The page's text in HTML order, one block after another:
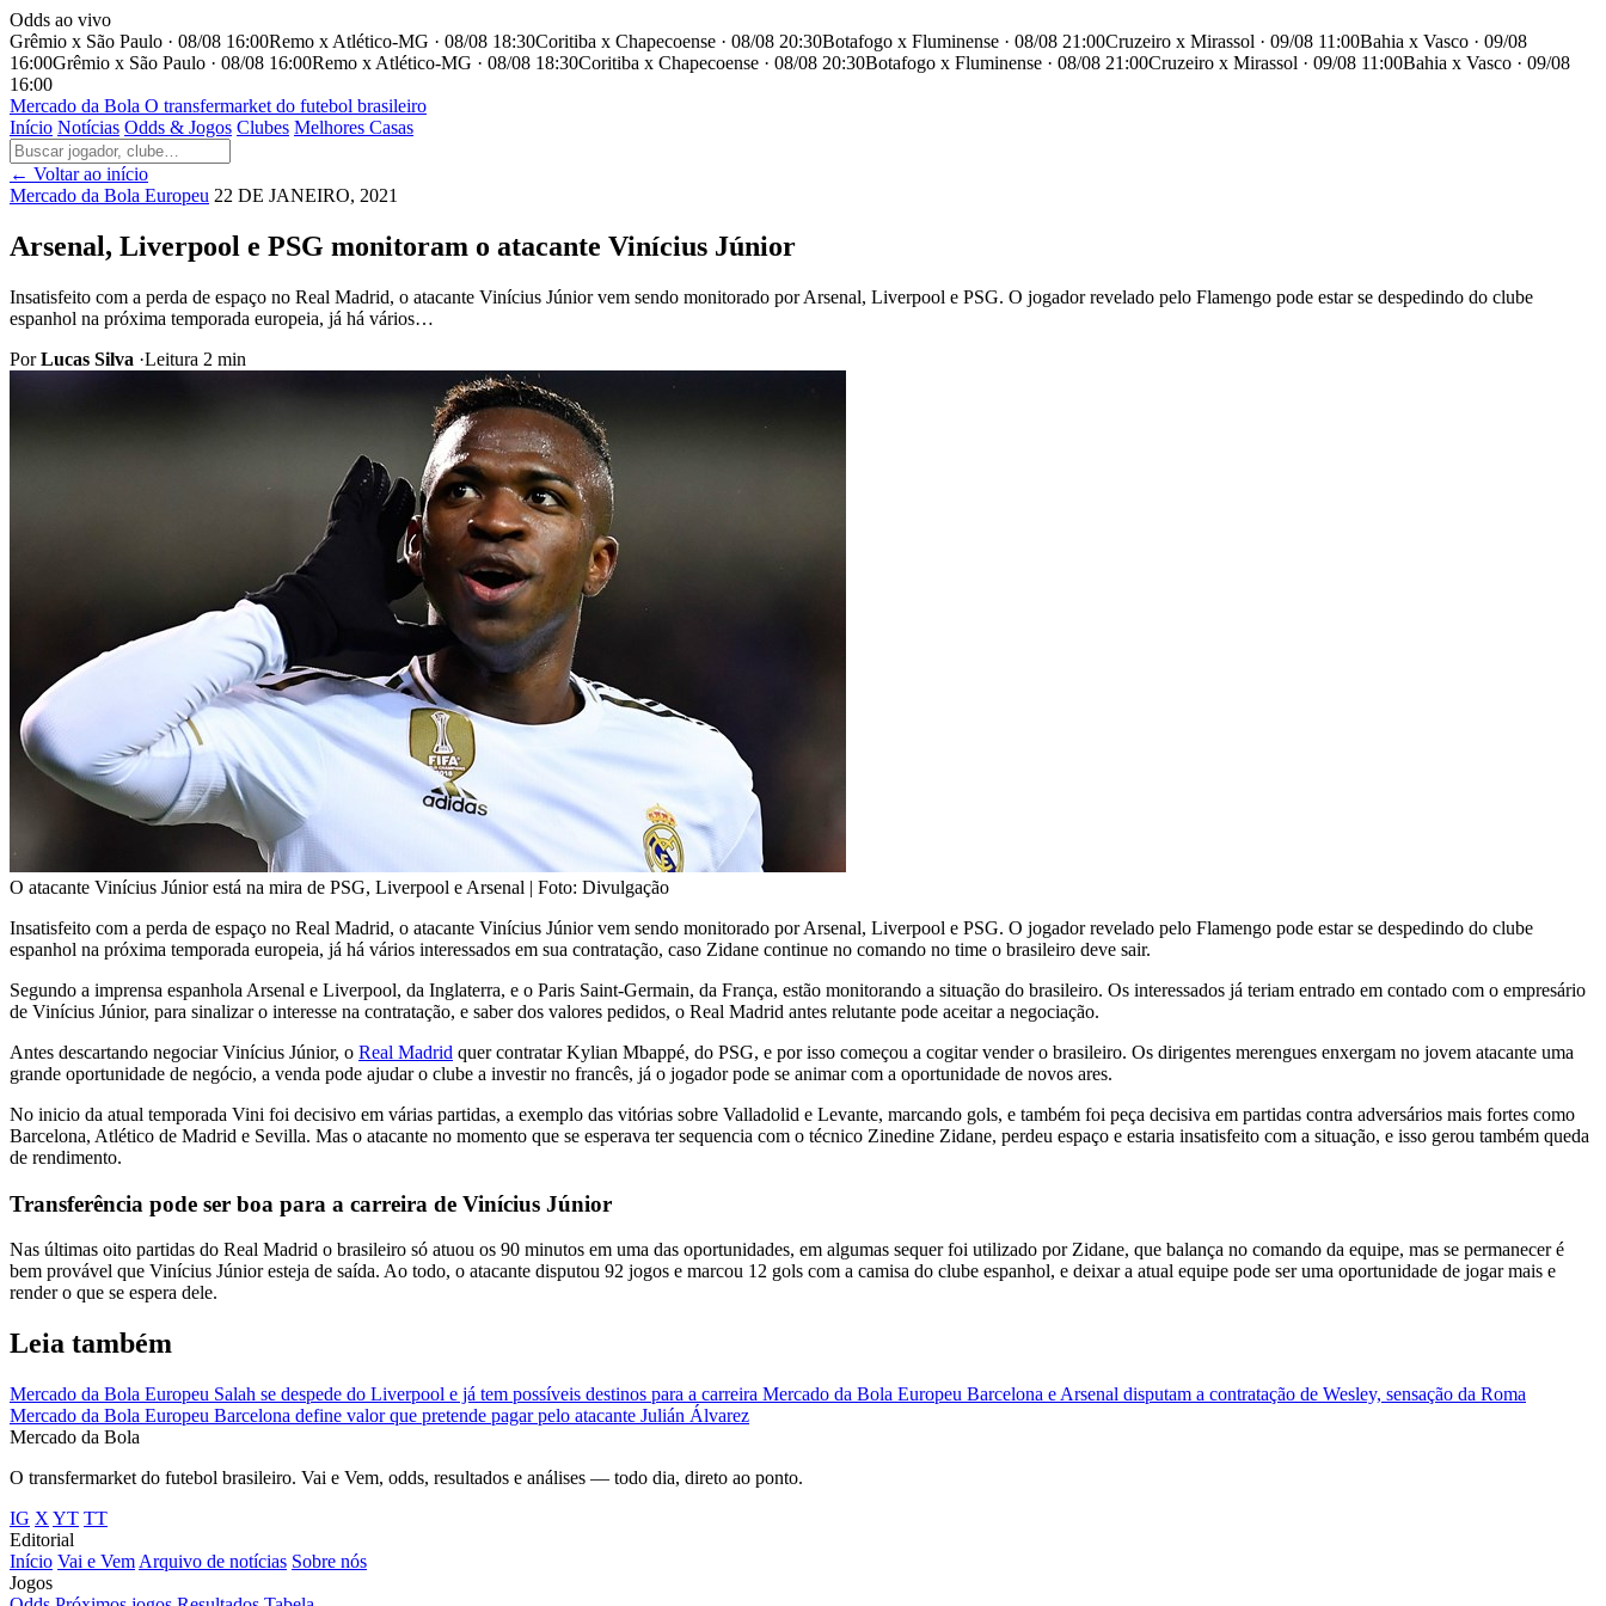
Odds ao vivo
Grêmio x São Paulo · 08/08 16:00Remo x Atlético-MG · 08/08 18:30Coritiba x Chapecoense · 08/08 20:30Botafogo x Fluminense · 08/08 21:00Cruzeiro x Mirassol · 09/08 11:00Bahia x Vasco · 09/08
16:00Grêmio x São Paulo · 08/08 16:00Remo x Atlético-MG · 08/08 18:30Coritiba x Chapecoense · 08/08 20:30Botafogo x Fluminense · 08/08 21:00Cruzeiro x Mirassol · 09/08 11:00Bahia x Vasco · 09/08
16:00
Mercado da Bola O transfermarket do futebol brasileiro
Início Notícias Odds & Jogos Clubes Melhores Casas
← Voltar ao início
Mercado da Bola Europeu 22 DE JANEIRO, 2021
Arsenal, Liverpool e PSG monitoram o atacante Vinícius Júnior
Insatisfeito com a perda de espaço no Real Madrid, o atacante Vinícius Júnior vem sendo monitorado por Arsenal, Liverpool e PSG. O jogador revelado pelo Flamengo pode estar se despedindo do clube
espanhol na próxima temporada europeia, já há vários…
PorLucas Silva ·Leitura 2 min
O atacante Vinícius Júnior está na mira de PSG, Liverpool e Arsenal | Foto: Divulgação
Insatisfeito com a perda de espaço no Real Madrid, o atacante Vinícius Júnior vem sendo monitorado por Arsenal, Liverpool e PSG. O jogador revelado pelo Flamengo pode estar se despedindo do clube
espanhol na próxima temporada europeia, já há vários interessados em sua contratação, caso Zidane continue no comando no time o brasileiro deve sair.
Segundo a imprensa espanhola Arsenal e Liverpool, da Inglaterra, e o Paris Saint-Germain, da França, estão monitorando a situação do brasileiro. Os interessados já teriam entrado em contado com o empresário
de Vinícius Júnior, para sinalizar o interesse na contratação, e saber dos valores pedidos, o Real Madrid antes relutante pode aceitar a negociação.
Antes descartando negociar Vinícius Júnior, o Real Madrid quer contratar Kylian Mbappé, do PSG, e por isso começou a cogitar vender o brasileiro. Os dirigentes merengues enxergam no jovem atacante uma
grande oportunidade de negócio, a venda pode ajudar o clube a investir no francês, já o jogador pode se animar com a oportunidade de novos ares.
No inicio da atual temporada Vini foi decisivo em várias partidas, a exemplo das vitórias sobre Valladolid e Levante, marcando gols, e também foi peça decisiva em partidas contra adversários mais fortes como
Barcelona, Atlético de Madrid e Sevilla. Mas o atacante no momento que se esperava ter sequencia com o técnico Zinedine Zidane, perdeu espaço e estaria insatisfeito com a situação, e isso gerou também queda
de rendimento.
Transferência pode ser boa para a carreira de Vinícius Júnior
Nas últimas oito partidas do Real Madrid o brasileiro só atuou os 90 minutos em uma das oportunidades, em algumas sequer foi utilizado por Zidane, que balança no comando da equipe, mas se permanecer é
bem provável que Vinícius Júnior esteja de saída. Ao todo, o atacante disputou 92 jogos e marcou 12 gols com a camisa do clube espanhol, e deixar a atual equipe pode ser uma oportunidade de jogar mais e
render o que se espera dele.
Leia também
Mercado da Bola Europeu Salah se despede do Liverpool e já tem possíveis destinos para a carreira Mercado da Bola Europeu Barcelona e Arsenal disputam a contratação de Wesley, sensação da Roma
Mercado da Bola Europeu Barcelona define valor que pretende pagar pelo atacante Julián Álvarez
Mercado da Bola
O transfermarket do futebol brasileiro. Vai e Vem, odds, resultados e análises — todo dia, direto ao ponto.
IG X YT TT
Editorial
Início Vai e Vem Arquivo de notícias Sobre nós
Jogos